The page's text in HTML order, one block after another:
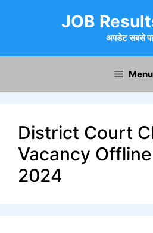
JOB
अपडेट सबसे
Menu
District Court
Vacancy
2024